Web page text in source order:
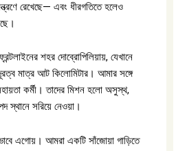
রেখেছে— এবং ধীরগতিতে হলেও
শহর দোব্রোপিলিয়ায়, যেখানে
মাত্র আট কিলোমিটার। আমার সঙ্গে
কর্মী। তাদের মিশন হলো অসুস্থ,
স্থানে সরিয়ে নেওয়া।
এগোয়। আমরা একটি সাঁজোয়া গাড়িতে